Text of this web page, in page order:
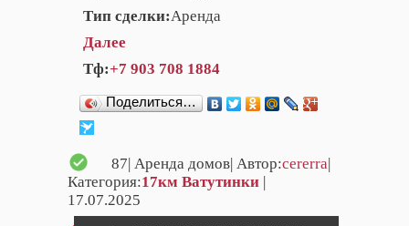
Тип сделки:Аренда
Далее
Тф:+7 903 708 1884
Поделиться…
87| Аренда домов| Автор:cererra|
Категория:17км Ватутинки |
17.07.2025